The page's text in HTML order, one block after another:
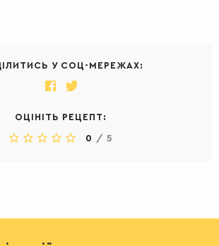
У СОЦ-МЕРЕЖАХ:
ОЦІНІТЬ РЕЦЕПТ:
0 / 5